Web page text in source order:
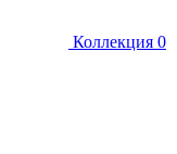
Коллекция 0